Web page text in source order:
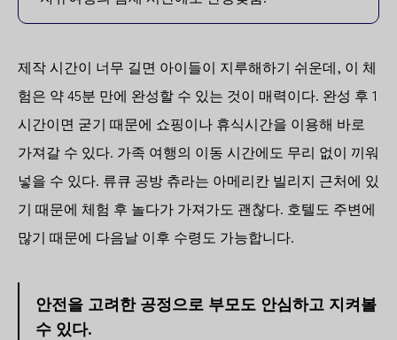
제작 시간이 너무 길면 아이들이 지루해하기 쉬운데, 이 체
험은 약 45분 만에 완성할 수 있는 것이 매력이다. 완성 후 1
시간이면 굳기 때문에 쇼핑이나 휴식시간을 이용해 바로
가져갈 수 있다. 가족 여행의 이동 시간에도 무리 없이 끼워
넣을 수 있다. 류큐 공방 츄라는 아메리칸 빌리지 근처에 있
기 때문에 체험 후 놀다가 가져가도 괜찮다. 호텔도 주변에
많기 때문에 다음날 이후 수령도 가능합니다.
안전을 고려한 공정으로 부모도 안심하고 지켜볼
수 있다.